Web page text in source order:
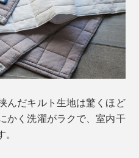
んだキルト生地は驚くほど
かく洗濯がラクで、室内干